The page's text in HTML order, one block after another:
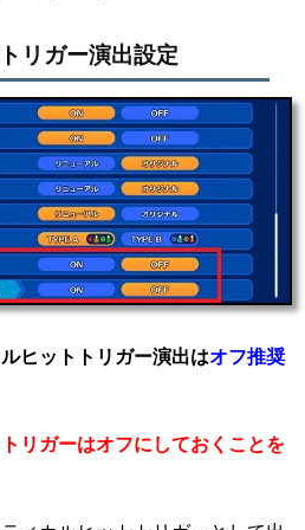
リガー演出設定
ヒットトリガー演出はオフ推奨
リガーはオフにしておくことを